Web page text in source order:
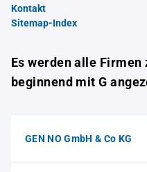
Kontakt
Sitemap-Index
Es werden alle Firmen
beginnend mit G
GEN NO GmbH & Co KG